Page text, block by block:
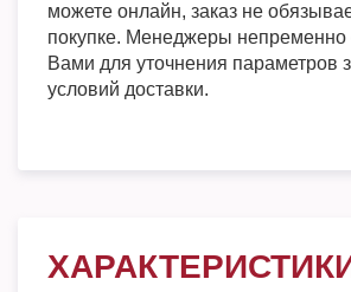
можете онлайн, заказ не
покупке. Менеджеры непременно
Вами для уточнения параметров
условий доставки.